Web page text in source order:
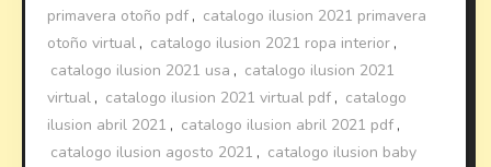
primavera otoño pdf , catalogo ilusion 2021 primavera
otoño virtual , catalogo ilusion 2021 ropa interior ,
catalogo ilusion 2021 usa , catalogo ilusion 2021
virtual , catalogo ilusion 2021 virtual pdf , catalogo
ilusion abril 2021 , catalogo ilusion abril 2021 pdf ,
catalogo ilusion agosto 2021 , catalogo ilusion baby